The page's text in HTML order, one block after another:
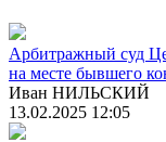
Арбитражный суд
на месте бывшего
Иван НИЛЬСКИЙ
13.02.2025 12:05